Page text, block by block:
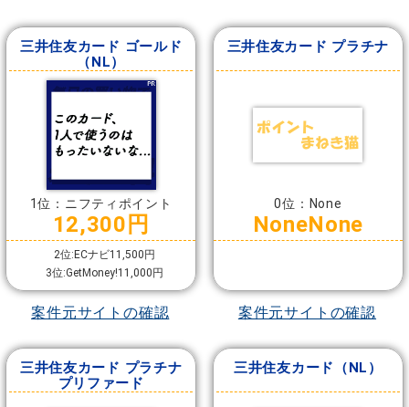
三井住友カード ゴールド
（NL）
1位：ニフティポイント
12,300円
2位:ECナビ11,500円
3位:GetMoney!11,000円
案件元サイトの確認
三井住友カード プラチナ
0位：None
NoneNone
案件元サイトの確認
三井住友カード プラチナ
プリファード
三井住友カード（NL）